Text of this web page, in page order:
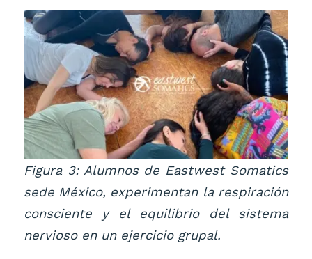
Figura 3: Alumnos de Eastwest Somatics
sede México, experimentan la respiración
consciente y el equilibrio del sistema
nervioso en un ejercicio grupal.